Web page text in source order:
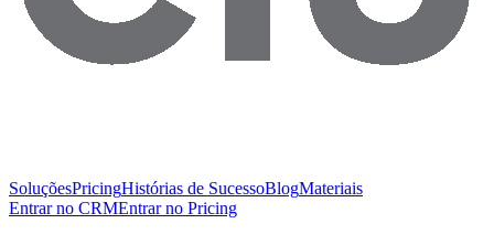
SoluçõesPricingHistórias de SucessoBlogMateriais
Entrar no CRMEntrar no Pricing